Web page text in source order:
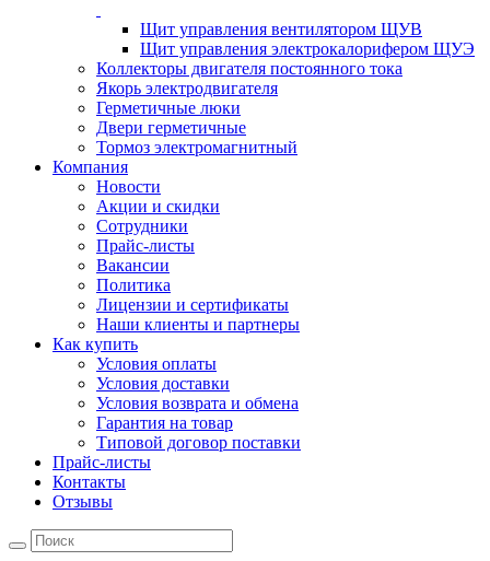
Щит управления вентилятором ЩУВ
Щит управления электрокалорифером ЩУЭ
Коллекторы двигателя постоянного тока
Якорь электродвигателя
Герметичные люки
Двери герметичные
Тормоз электромагнитный
Компания
Новости
Акции и скидки
Сотрудники
Прайс-листы
Вакансии
Политика
Лицензии и сертификаты
Наши клиенты и партнеры
Как купить
Условия оплаты
Условия доставки
Условия возврата и обмена
Гарантия на товар
Типовой договор поставки
Прайс-листы
Контакты
Отзывы